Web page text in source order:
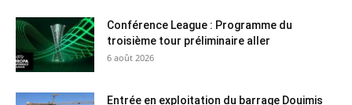
Conférence League : Programme du
troisième tour préliminaire aller
6 août 2026
Entrée en exploitation du barrage Douimis